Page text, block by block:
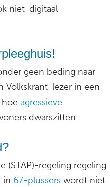
niet-digitaal
geen beding naar
Volkskrant-lezer in een
agressieve
dwarszitten.
(STAP)-regeling regeling
in 67-plussers wordt niet